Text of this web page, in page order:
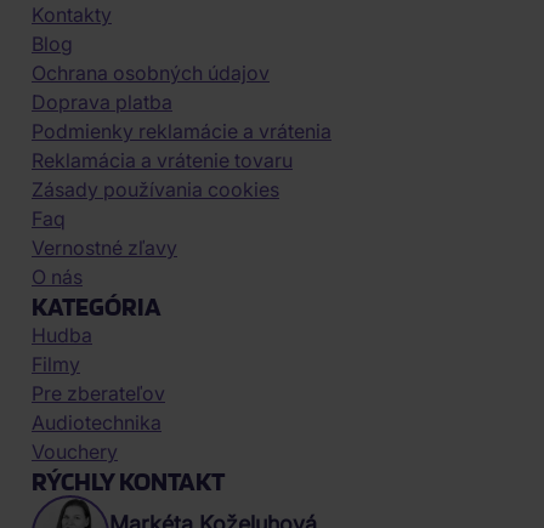
Kontakty
Blog
Ochrana osobných údajov
Doprava platba
Podmienky reklamácie a vrátenia
Reklamácia a vrátenie tovaru
Zásady používania cookies
Faq
Vernostné zľavy
O nás
KATEGÓRIA
Hudba
Filmy
Pre zberateľov
Audiotechnika
Vouchery
RÝCHLY KONTAKT